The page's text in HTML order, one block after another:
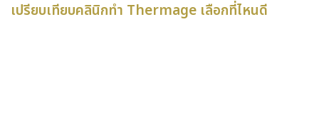
เปรียบเทียบคลินิกทำ Thermage เลือกที่ไหนดี